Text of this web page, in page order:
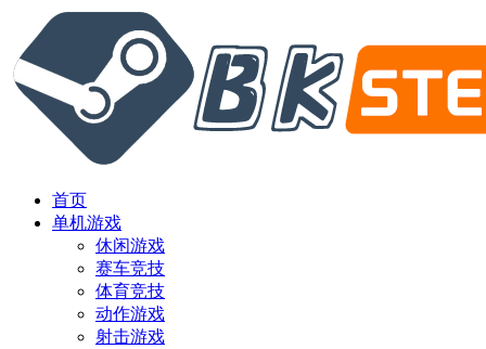
首页
单机游戏
休闲游戏
赛车竞技
体育竞技
动作游戏
射击游戏